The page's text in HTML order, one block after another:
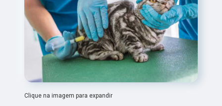
Clique na imagem para expandir